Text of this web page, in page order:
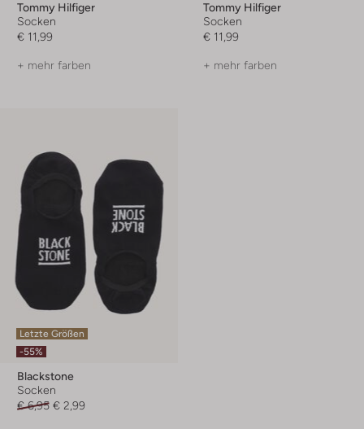
Tommy Hilfiger
Socken
€ 11,99
+ mehr farben
Tommy Hilfiger
Socken
€ 11,99
+ mehr farben
Letzte Größen
-55%
Blackstone
Socken
€ 6,95 € 2,99